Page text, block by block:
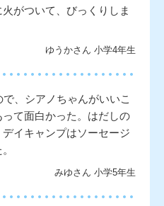
がついて、びっくりしま
ゆうかさん 小学4年生
、シアノちゃんがいいこ
て面白かった。はだしの
イキャンプはソーセージ
みゆさん 小学5年生